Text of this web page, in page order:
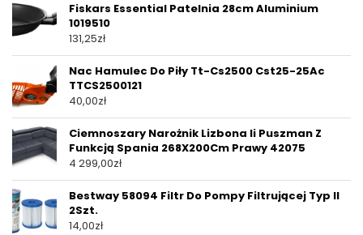
Fiskars Essential Patelnia 28cm Aluminium
1019510
131,25zł
Nac Hamulec Do Piły Tt-Cs2500 Cst25-25Ac
TTCS2500121
40,00zł
Ciemnoszary Narożnik Lizbona Ii Puszman Z
Funkcją Spania 268X200Cm Prawy 42075
4 299,00zł
Bestway 58094 Filtr Do Pompy Filtrującej Typ II
2Szt.
14,00zł